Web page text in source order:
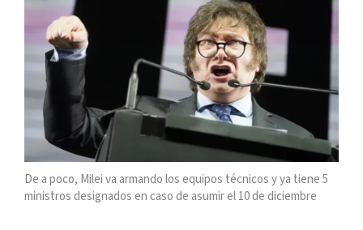
De a poco, Milei va armando los equipos técnicos y ya tiene 5
ministros designados en caso de asumir el 10 de diciembre